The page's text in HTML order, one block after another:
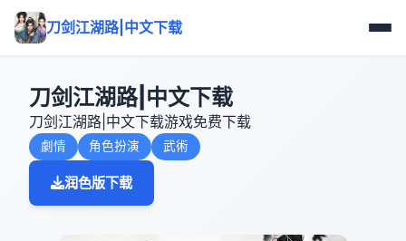
刀剑江湖路|中文下载
刀剑江湖路|中文下载
刀剑江湖路|中文下载游戏免费下载
劇情 角色扮演 武術
润色版下载